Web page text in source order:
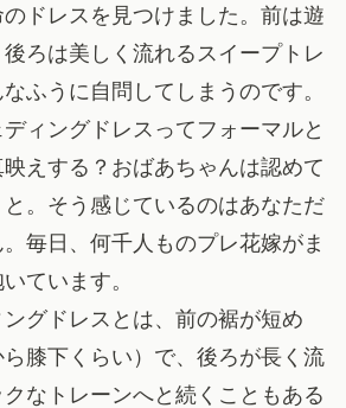
ドレスを見つけました。前は遊
ろは美しく流れるスイープトレ
ふうに自問してしまうのです。
ディングドレスってフォーマルと
えする？おばあちゃんは認めて
。そう感じているのはあなただ
毎日、何千人ものプレ花嫁がま
ています。
グドレスとは、前の裾が短め
ら膝下くらい）で、後ろが長く流
なトレーンへと続くこともある